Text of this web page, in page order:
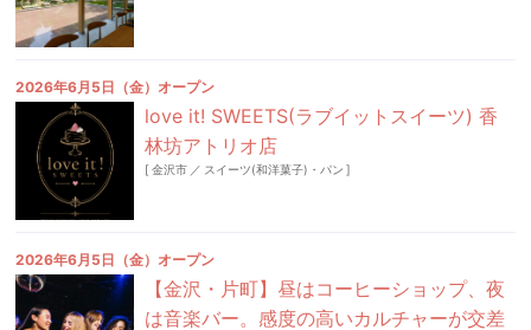
2026年6月5日（金）オープン
love it! SWEETS(ラブイットスイーツ) 香
林坊アトリオ店
[金沢市 ／ スイーツ(和洋菓子)・パン ]
2026年6月5日（金）オープン
【金沢・片町】昼はコーヒーショップ、夜
は音楽バー。感度の高いカルチャーが交差